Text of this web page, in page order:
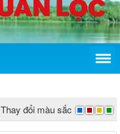
Thay đổi màu sắc